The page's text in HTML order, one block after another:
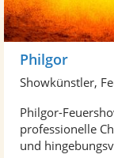
Philgor
Showkünstler,
Philgor-
professionelle
und